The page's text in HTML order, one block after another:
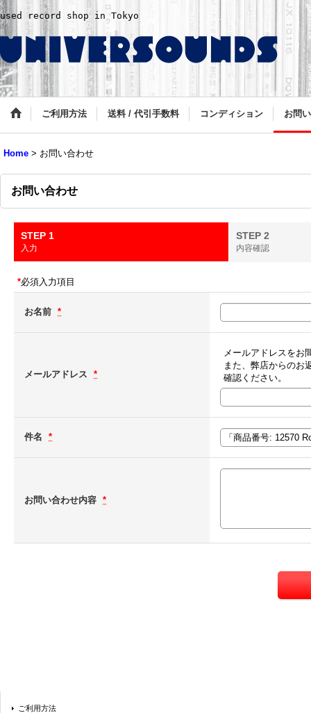
used record shop in Tokyo
ご利用方法 送料 / 代引手数料 コンディション お問
Home > お問い合わせ
お問い合わせ
STEP 1
入力
STEP 2
内容確認
*必須入力項目
お名前 *
メールアドレス *
メールアドレスをお
また、弊店からのお
確認ください。
件名 *
お問い合わせ内容 *
ご利用方法